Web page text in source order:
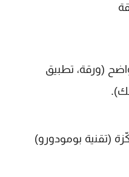
(ورقة، تطبيق